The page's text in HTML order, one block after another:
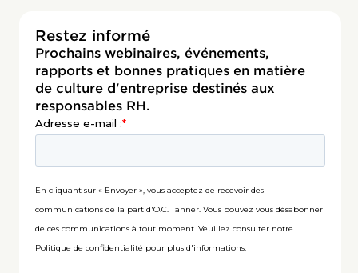
Restez informé
Prochains webinaires, événements,
rapports et bonnes pratiques en matière
de culture d'entreprise destinés aux
responsables RH.